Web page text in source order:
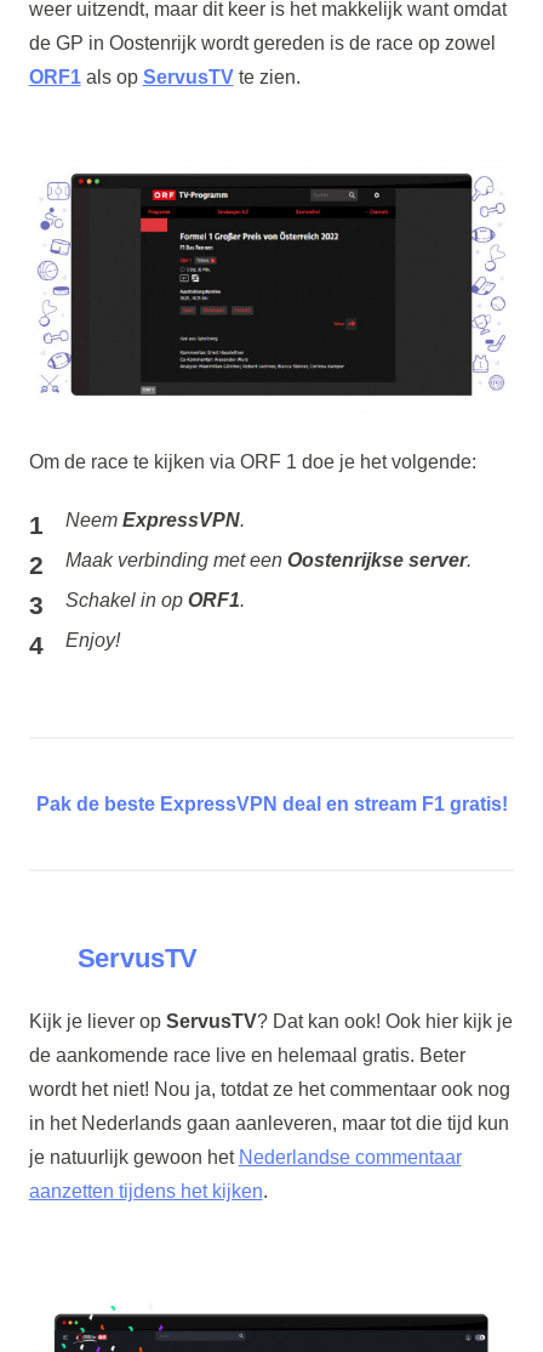
weer uitzendt, maar dit keer is het makkelijk want omdat
de GP in Oostenrijk wordt gereden is de race op zowel
ORF1als op ServusTVte zien.
Om de race te kijken via ORF 1 doe je het volgende:
Neem ExpressVPN.
Maak verbinding met een Oostenrijkse server.
Schakel in op ORF1.
Enjoy!
Pak de beste ExpressVPN deal en stream F1 gratis!
ServusTV
Kijk je liever op ServusTV? Dat kan ook! Ook hier kijk je
de aankomende race live en helemaal gratis. Beter
wordt het niet! Nou ja, totdat ze het commentaar ook nog
in het Nederlands gaan aanleveren, maar tot die tijd kun
je natuurlijk gewoon het Nederlandse commentaar
aanzetten tijdens het kijken.